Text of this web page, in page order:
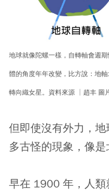
地球就像陀螺一樣，自轉軸會週
體的角度年年改變，比方說：地
轉向織女星。資料來源 │趙丰 圖
但即使沒有外力，
多古怪的現象，像是
早在 1900 年，人類